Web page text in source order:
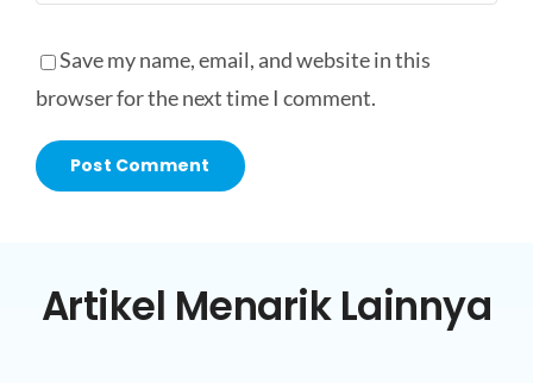
Save my name, email, and website in this
browser for the next time I comment.
Artikel Menarik Lainnya